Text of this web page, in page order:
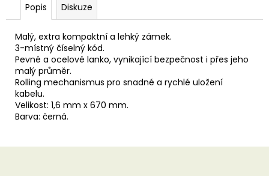
Popis Diskuze
Malý, extra kompaktní a lehký zámek.
3-místný číselný kód.
Pevné a ocelové lanko, vynikající bezpečnost i přes jeho
malý průměr.
Rolling mechanismus pro snadné a rychlé uložení
kabelu.
Velikost: 1,6 mm x 670 mm.
Barva: černá.
č
u
e
m
e